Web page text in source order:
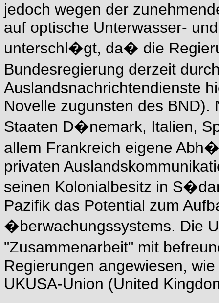
jedoch wegen der
auf optische Unterwasser-
unterschl�gt, da� die
Bundesregierung derzeit
Auslandsnachrichtendienste
Novelle zugunsten des
Staaten D�nemark, Italien,
allem Frankreich eigene
privaten
seinen Kolonialbesitz in
Pazifik das Potential zum
�berwachungssystems. Die
"Zusammenarbeit" mit
Regierungen angewiesen,
UKUSA-Union (United